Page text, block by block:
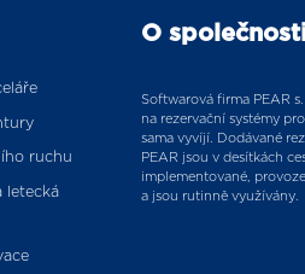
ruchu
letecká
O společnosti
Softwarová firma PEAR
na rezervační systémy
sama vyvíjí. Dodávané
PEAR jsou v desítkách
implementované,
a jsou rutinně využívány.